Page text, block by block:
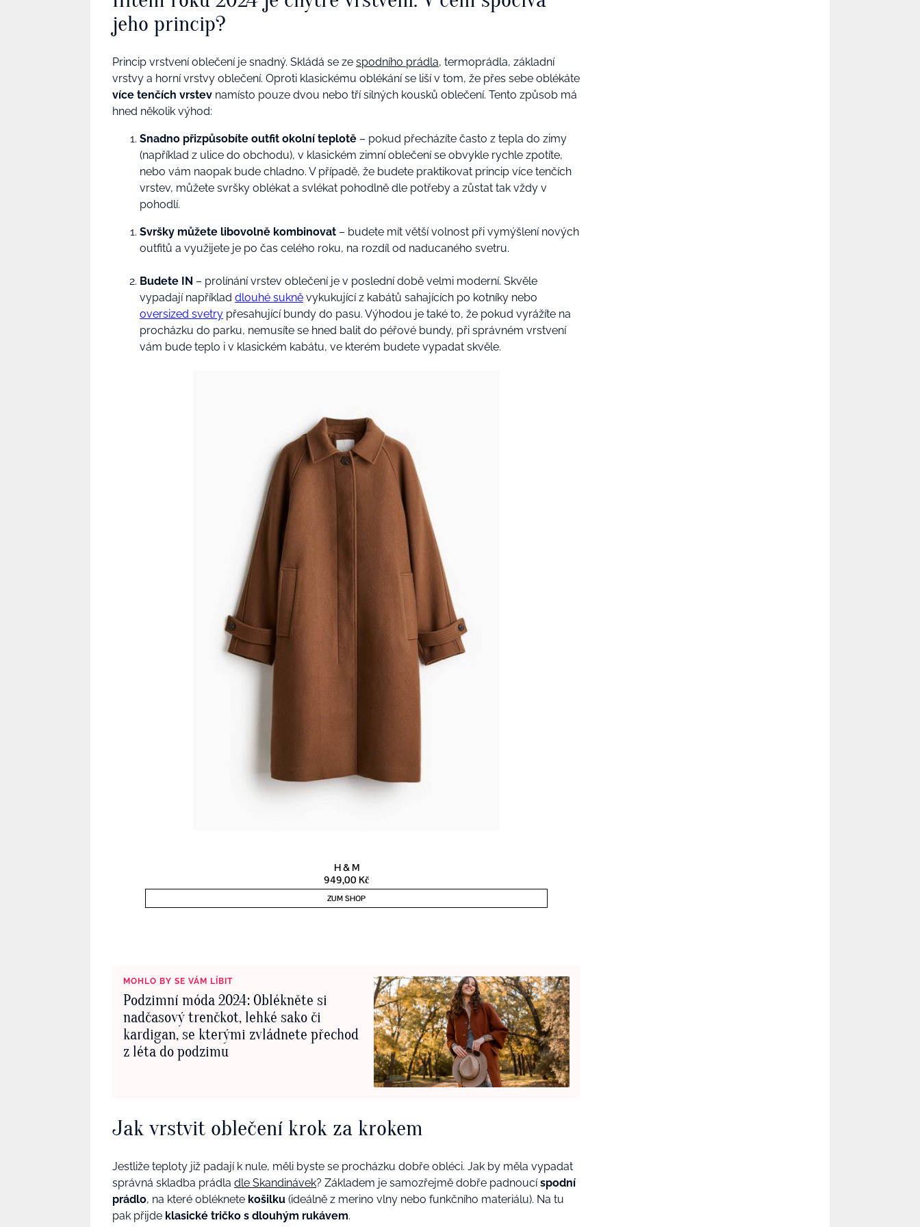
jeho princip?
Princip vrstvení oblečení je snadný. Skládá se ze spodního prádla, termoprádla, základní
vrstvy a horní vrstvy oblečení. Oproti klasickému oblékání se liší v tom, že přes sebe oblékáte
více tenčích vrstev namísto pouze dvou nebo tří silných kousků oblečení. Tento způsob má
hned několik výhod:
Snadno přizpůsobíte outfit okolní teplotě – pokud přecházíte často z tepla do zimy
(například z ulice do obchodu), v klasickém zimní oblečení se obvykle rychle zpotíte,
nebo vám naopak bude chladno. V případě, že budete praktikovat princip více tenčích
vrstev, můžete svršky oblékat a svlékat pohodlně dle potřeby a zůstat tak vždy v
pohodlí.
Svršky můžete libovolně kombinovat – budete mít větší volnost při vymýšlení nových
outfitů a využijete je po čas celého roku, na rozdíl od naducaného svetru.
Budete IN – prolínání vrstev oblečení je v poslední době velmi moderní. Skvěle
vypadají například dlouhé sukně vykukující z kabátů sahajících po kotníky nebo
oversized svetry přesahující bundy do pasu. Výhodou je také to, že pokud vyrážíte na
procházku do parku, nemusíte se hned balit do péřové bundy, při správném vrstvení
vám bude teplo i v klasickém kabátu, ve kterém budete vypadat skvěle.
MOHLO BY SE VÁM LÍBIT
Podzimní móda 2024: Oblékněte si
nadčasový trenčkot, lehké sako či
kardigan, se kterými zvládnete přechod
z léta do podzimu
Jak vrstvit oblečení krok za krokem
Jestliže teploty již padají k nule, měli byste se procházku dobře obléci. Jak by měla vypadat
správná skladba prádla dle Skandinávek? Základem je samozřejmě dobře padnoucíspodní
prádlo, na které obléknete košilku (ideálně z merino vlny nebo funkčního materiálu). Na tu
pak přijde klasické tričko s dlouhým rukávem.